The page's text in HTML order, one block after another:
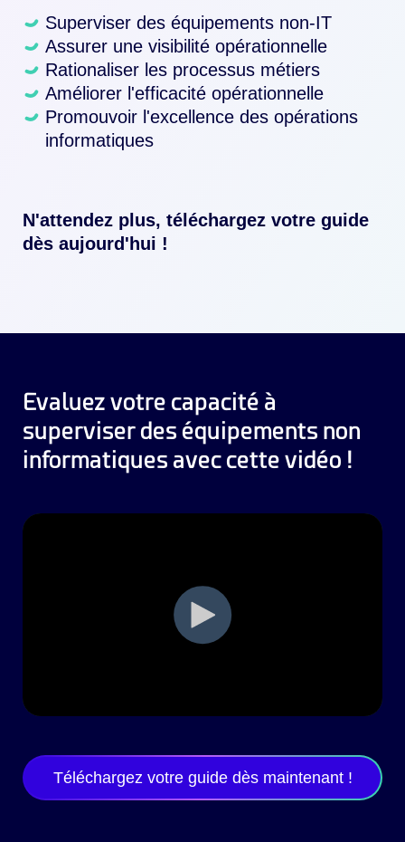
Superviser des équipements non-IT
Assurer une visibilité opérationnelle
Rationaliser les processus métiers
Améliorer l'efficacité opérationnelle
Promouvoir l'excellence des opérations
informatiques
N'attendez plus, téléchargez votre guide
dès aujourd'hui !
Evaluez votre capacité à
superviser des équipements non
informatiques avec cette vidéo !
Téléchargez votre guide dès maintenant !